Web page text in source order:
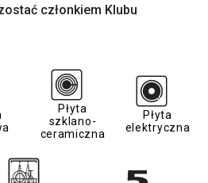
członkiem Klubu
Płyta
szklano-
ceramiczna
Płyta
elektryczna